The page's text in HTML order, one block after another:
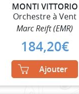
MONTI VITTORIO
Orchestre à Vent
Marc Reift (EMR)
184,20€
Ajouter